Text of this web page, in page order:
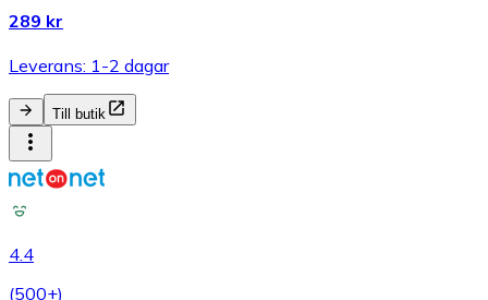
289 kr
Leverans: 1-2 dagar
Till butik
4.4
(500+)